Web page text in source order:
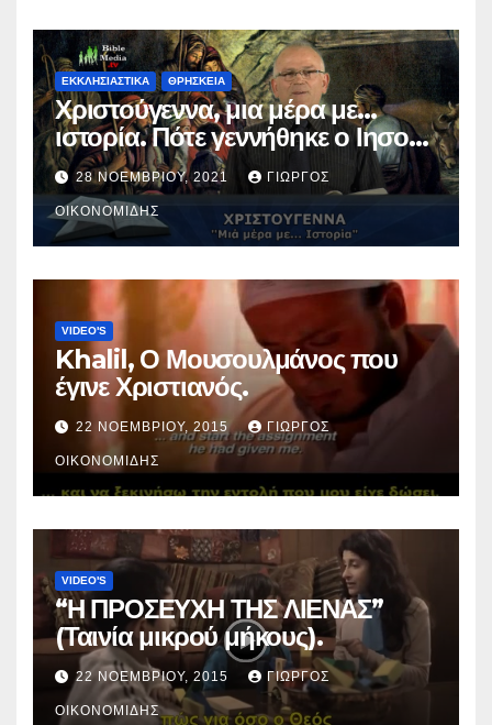
ΕΚΚΛΗΣΙΑΣΤΙΚΑ ΘΡΗΣΚΕΙΑ
Χριστούγεννα, μια μέρα με…
ιστορία. Πότε γεννήθηκε ο Ιησούς
Χριστός; (Βίντεο).
28 ΝΟΕΜΒΡΊΟΥ, 2021 ΓΙΏΡΓΟΣ
ΟΙΚΟΝΟΜΊΔΗΣ
VIDEO'S
Khalil, Ο Μουσουλμάνος που
έγινε Χριστιανός.
22 ΝΟΕΜΒΡΊΟΥ, 2015 ΓΙΏΡΓΟΣ
ΟΙΚΟΝΟΜΊΔΗΣ
VIDEO'S
“Η ΠΡΟΣΕΥΧΗ ΤΗΣ ΛΙΕΝΑΣ”
(Ταινία μικρού μήκους).
22 ΝΟΕΜΒΡΊΟΥ, 2015 ΓΙΏΡΓΟΣ
ΟΙΚΟΝΟΜΊΔΗΣ